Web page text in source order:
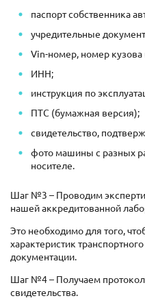
паспорт собственника
учредительные
Vin-номер, номер кузова
ИНН;
инструкция по
ПТС (бумажная версия);
свидетельство,
фото машины с разных
носителе.
Шаг №3 – Проводим
нашей аккредитованной
Это необходимо для того,
характеристик
документации.
Шаг №4 – Получаем
свидетельства.